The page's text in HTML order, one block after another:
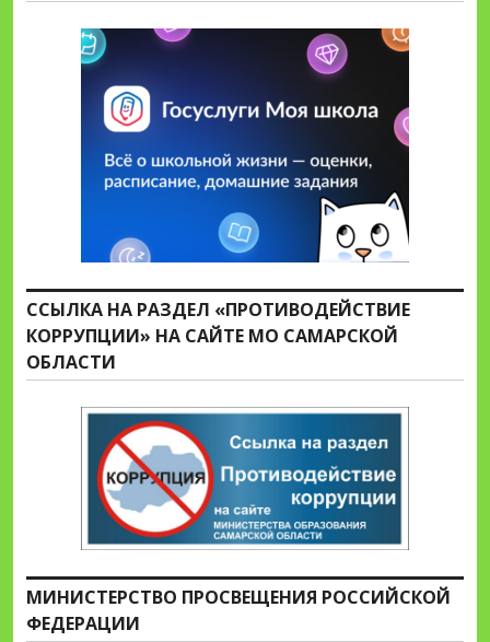
ССЫЛКА НА РАЗДЕЛ «ПРОТИВОДЕЙСТВИЕ
КОРРУПЦИИ» НА САЙТЕ МО САМАРСКОЙ
ОБЛАСТИ
МИНИСТЕРСТВО ПРОСВЕЩЕНИЯ РОССИЙСКОЙ
ФЕДЕРАЦИИ